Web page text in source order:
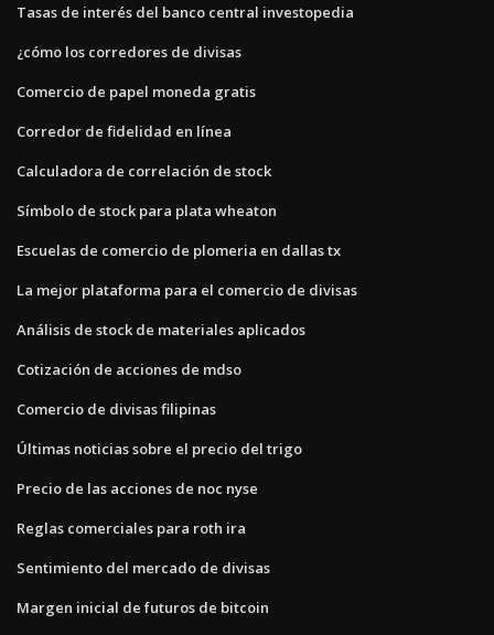
Tasas de interés del banco central investopedia
¿cómo los corredores de divisas
Comercio de papel moneda gratis
Corredor de fidelidad en línea
Calculadora de correlación de stock
Símbolo de stock para plata wheaton
Escuelas de comercio de plomeria en dallas tx
La mejor plataforma para el comercio de divisas
Análisis de stock de materiales aplicados
Cotización de acciones de mdso
Comercio de divisas filipinas
Últimas noticias sobre el precio del trigo
Precio de las acciones de noc nyse
Reglas comerciales para roth ira
Sentimiento del mercado de divisas
Margen inicial de futuros de bitcoin